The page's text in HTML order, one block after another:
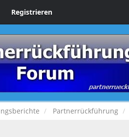
Registrieren
Partnerrückführung